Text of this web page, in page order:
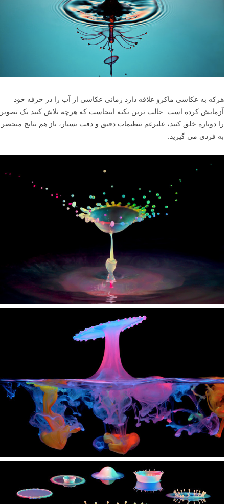
هرکه به عکاسی ماکرو علاقه دارد زمانی عکاسی از آب را در حرفه خود
آزمایش کرده است. جالب ترین نکته اینجاست که هرچه تلاش کنید یک تصویر
را دوباره خلق کنید، علیرغم تنظیمات دقیق و دقت بسیار، باز هم نتایج منحصر
به فردی می گیرید.